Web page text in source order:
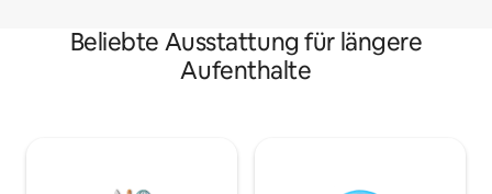
Beliebte Ausstattung für längere
Aufenthalte